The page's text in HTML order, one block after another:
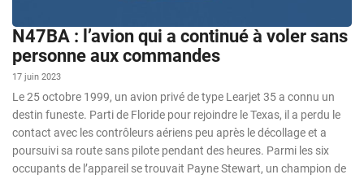
N47BA : l’avion qui a continué à voler sans
personne aux commandes
17 juin 2023
Le 25 octobre 1999, un avion privé de type Learjet 35 a connu un
destin funeste. Parti de Floride pour rejoindre le Texas, il a perdu le
contact avec les contrôleurs aériens peu après le décollage et a
poursuivi sa route sans pilote pendant des heures. Parmi les six
occupants de l’appareil se trouvait Payne Stewart, un champion de